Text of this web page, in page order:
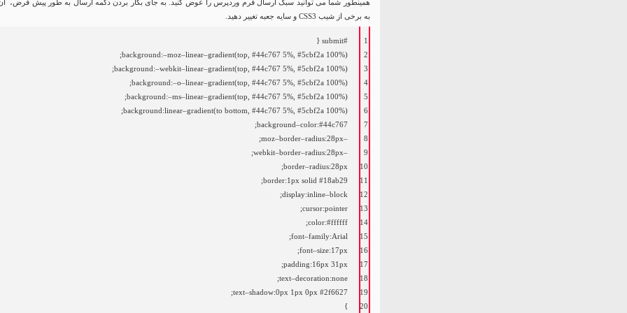
همینطور شما می توانید سبک ارسال فرم وردپرس را عوض کنید. به جای بکار بردن دکمه ارسال به طور پیش فرض،
به برخی از شیب CSS3 و سایه جعبه تغییر دهید.
1
2
3
4
5
6
7
8
9
10
11
12
13
14
15
16
17
18
19
20
#submit {
background:–moz–linear–gradient(top
#44c767 5%, #5cbf2a 100%);
background:–webkit–linear–gradient(top
#44c767 5%, #5cbf2a 100%);
background:–o–linear–gradient(top
#44c767 5%, #5cbf2a 100%);
background:–ms–linear–gradient(top
#44c767 5%, #5cbf2a 100%);
background:linear–gradient(to bottom
#44c767 5%, #5cbf2a 100%);
background–color:#44c767;
–
moz–border–radius:28px
;
–
webkit–border–radius:28px
;
border–radius:28px
;
border:1px solid #18ab29;
display:inline–block
;
cursor:pointer
;
color:#ffffff;
font–family:Arial
;
font–size:17px
;
padding:16px 31px
;
text–decoration:none
;
text–shadow:0px 1px 0px #2f6627;
}